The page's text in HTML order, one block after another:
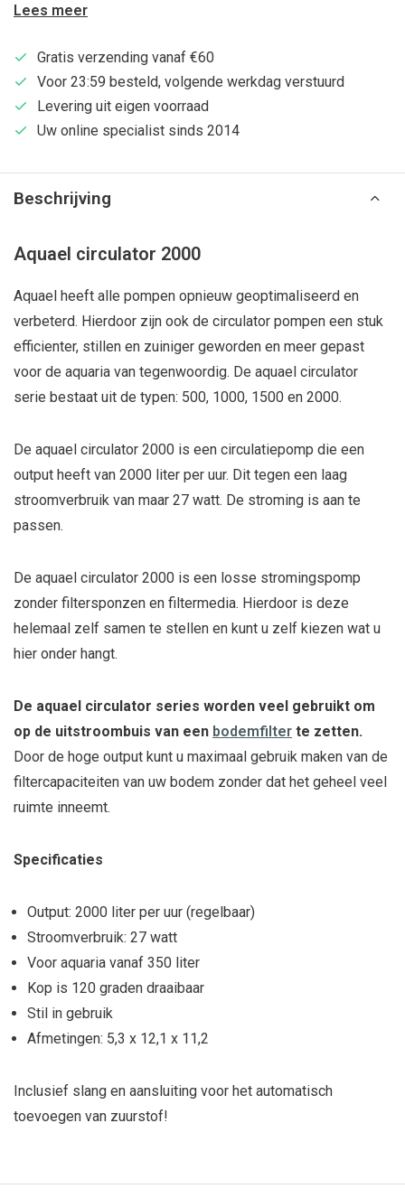
Lees meer
Gratis verzending vanaf €60
Voor 23:59 besteld, volgende werkdag verstuurd
Levering uit eigen voorraad
Uw online specialist sinds 2014
Beschrijving
Aquael circulator 2000
Aquael heeft alle pompen opnieuw geoptimaliseerd en
verbeterd. Hierdoor zijn ook de circulator pompen een stuk
efficienter, stillen en zuiniger geworden en meer gepast
voor de aquaria van tegenwoordig. De aquael circulator
serie bestaat uit de typen: 500, 1000, 1500 en 2000.
De aquael circulator 2000 is een circulatiepomp die een
output heeft van 2000 liter per uur. Dit tegen een laag
stroomverbruik van maar 27 watt. De stroming is aan te
passen.
De aquael circulator 2000 is een losse stromingspomp
zonder filtersponzen en filtermedia. Hierdoor is deze
helemaal zelf samen te stellen en kunt u zelf kiezen wat u
hier onder hangt.
De aquael circulator series worden veel gebruikt om
op de uitstroombuis van een bodemfilter te zetten.
Door de hoge output kunt u maximaal gebruik maken van de
filtercapaciteiten van uw bodem zonder dat het geheel veel
ruimte inneemt.
Specificaties
Output: 2000 liter per uur (regelbaar)
Stroomverbruik: 27 watt
Voor aquaria vanaf 350 liter
Kop is 120 graden draaibaar
Stil in gebruik
Afmetingen: 5,3 x 12,1 x 11,2
Inclusief slang en aansluiting voor het automatisch
toevoegen van zuurstof!